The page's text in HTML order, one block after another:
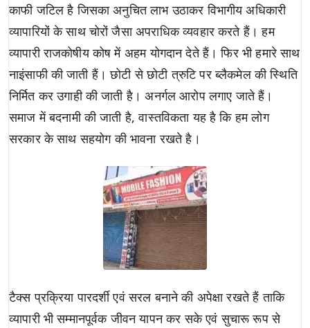
काफी जटिल है जिसका अनुचित लाभ उठाकर विभागीय अधिकारी
व्यापारियों के साथ चोरों जैसा अपराधिक व्यवहार करते हैं। हम
व्यापारी राजकोषीय कोष में अहम योगदान देते हैं। फिर भी हमारे साथ
नाइंसाफी की जाती हैं। छोटी से छोटी त्रुटि पर ब्लैकमेल की स्थिति
निर्मित कर उगाही की जाती है। अनर्गल आरोप लगाए जाते हैं।
समाज में बद‌नामी की जाती है, वास्तविकता यह है कि हम लोग
सरकार के साथ सहयोग की भावना रखते है।
टैक्स प्रक्रिया पारदर्शी एवं सरल बनाने की अपेक्षा रखते हैं ताकि
व्यापारी भी सम्मानपूर्वक जीवन यापन कर सके एवं सुचारू रूप से